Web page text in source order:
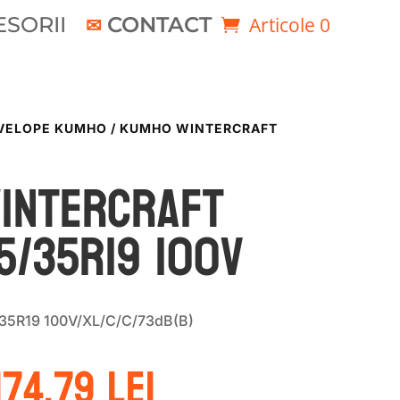
CONTACT Articole 0
KUMHO / KUMHO WINTERCRAFT
100V
100V/XL/C/C/73dB(B)